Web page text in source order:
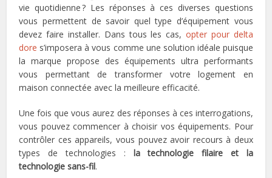
vie quotidienne ? Les réponses à ces diverses questions
vous permettent de savoir quel type d’équipement vous
devez faire installer. Dans tous les cas,opter pour delta
dore s’imposera à vous comme une solution idéale puisque
la marque propose des équipements ultra performants
vous permettant de transformer votre logement en
maison connectée avec la meilleure efficacité.
Une fois que vous aurez des réponses à ces interrogations,
vous pouvez commencer à choisir vos équipements. Pour
contrôler ces appareils, vous pouvez avoir recours à deux
types de technologies : la technologie filaire et la
technologie sans-fil.